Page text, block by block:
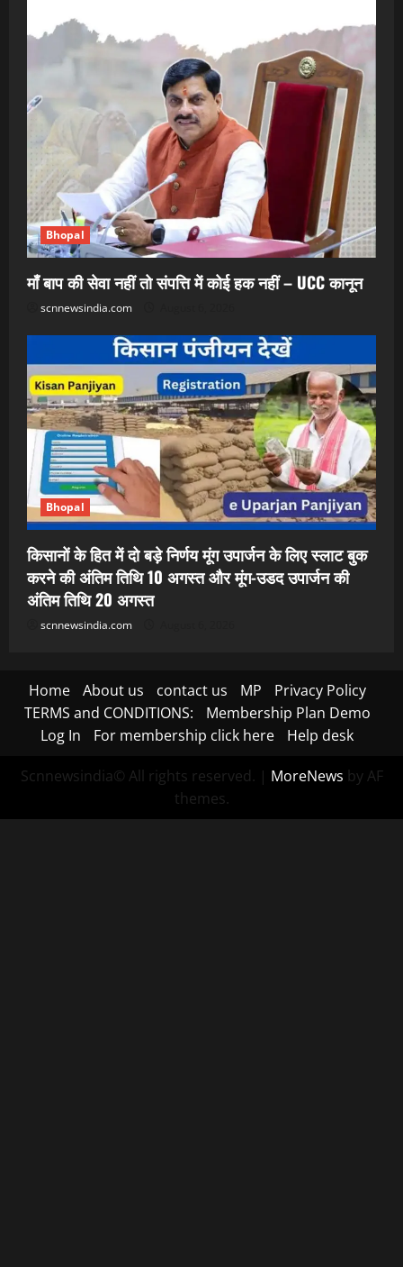
Bhopal
माँ बाप की सेवा नहीं तो संपत्ति में कोई हक नहीं – UCC कानून
scnnewsindia.com
Bhopal
किसानों के हित में दो बड़े निर्णय मूंग उपार्जन के लिए स्लाट बुक
करने की अंतिम तिथि 10 अगस्त और मूंग-उडद उपार्जन की
अंतिम तिथि 20 अगस्त
scnnewsindia.com
Home About us contact us MP
Privacy Policy
TERMS and CONDITIONS:
Membership Plan Demo
Log In
For membership click here Help desk
Scnnewsindia© All rights reserved. | MoreNews by AF
themes.